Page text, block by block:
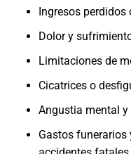
Ingresos
Dolor y
Limitaciones de
Cicatrices o
Angustia mental
Gastos funerarios